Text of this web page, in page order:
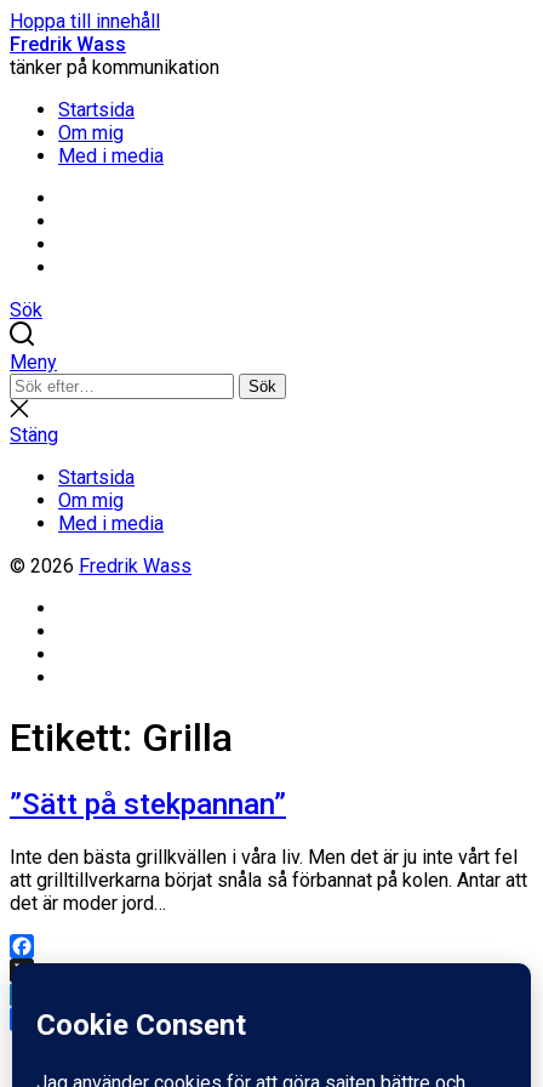
Hoppa till innehåll
Fredrik Wass
tänker på kommunikation
Startsida
Om mig
Med i media
Sök
Meny
Sök
efter:
Sök
Stäng
sökning
Stäng
Startsida
Om mig
Med i media
© 2026 Fredrik Wass
Etikett: Grilla
”Sätt på stekpannan”
Inte den bästa grillkvällen i våra liv. Men det är ju inte vårt fel
att grilltillverkarna börjat snåla så förbannat på kolen. Antar att
det är moder jord…
Facebook
LinkedIn
Dela